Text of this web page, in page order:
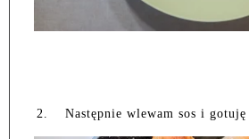
2. Następnie wlewam sos i gotuję